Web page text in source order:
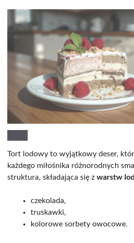
Tort lodowy to wyjątkowy deser,
każdego miłośnika różnorodnych
struktura, składająca się z warstw
czekolada,
truskawki,
kolorowe sorbety owocowe.